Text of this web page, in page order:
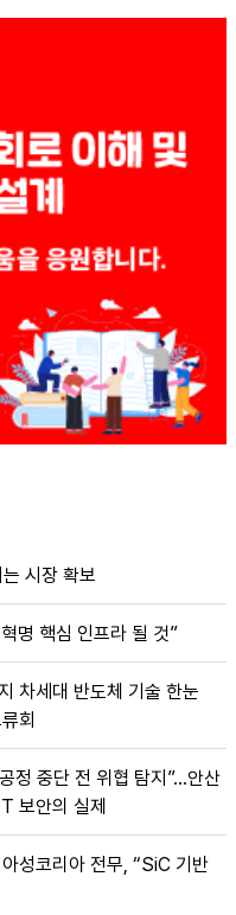
시장 확보
명 핵심 인프라 될 것”
차세대 반도체 기술 한눈
회
정 중단 전 위협 탐지”…안산
보안의 실제
성코리아 전무, “SiC 기반